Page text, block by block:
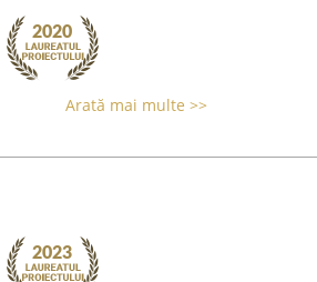
Arată mai multe >>